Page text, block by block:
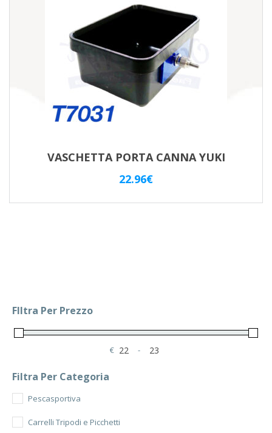
VASCHETTA PORTA CANNA YUKI
22.96€
FIltra Per Prezzo
€
Minimum Price
-
Maximum Price
Filtra Per Categoria
Pescasportiva
Carrelli Tripodi e Picchetti